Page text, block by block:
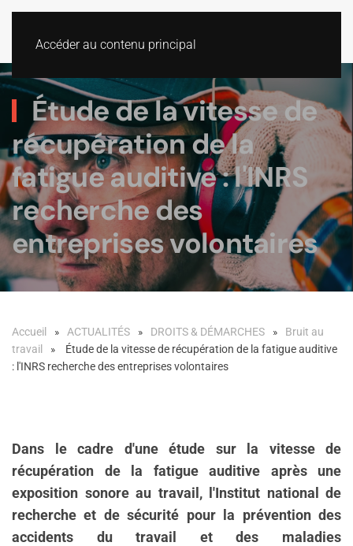
Accéder au contenu principal
Étude de la vitesse de
récupération de la
fatigue auditive : l'INRS
recherche des
entreprises volontaires
Accueil ACTUALITÉS DROITS & DÉMARCHES
Bruit au
travail
Étude de la vitesse de récupération de la fatigue auditive
: l'INRS recherche des entreprises volontaires
Dans le cadre d'une étude sur la vitesse de
récupération de la fatigue auditive après une
exposition sonore au travail, l'I nstitut national de
recherche et de sécurité pour la prévention des
accidents du travail et des maladies